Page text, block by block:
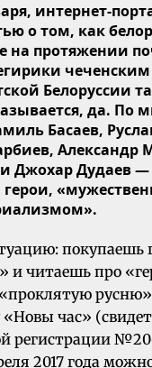
интернет-
о том, как
на протяжении
Белоруссии
да. По
Басаев,
Джохар Дудаев —
герои,
покупаешь
и читаешь про
час»
регистрации
2017 года